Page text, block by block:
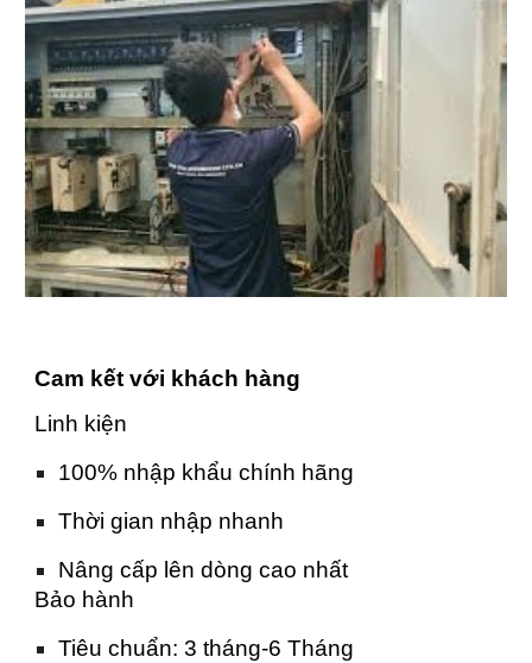
Cam kết với khách hàng
Linh kiện
100% nhập khẩu chính hãng
Thời gian nhập nhanh
Nâng cấp lên dòng cao nhất
Bảo hành
Tiêu chuẩn: 3 tháng-6 Tháng